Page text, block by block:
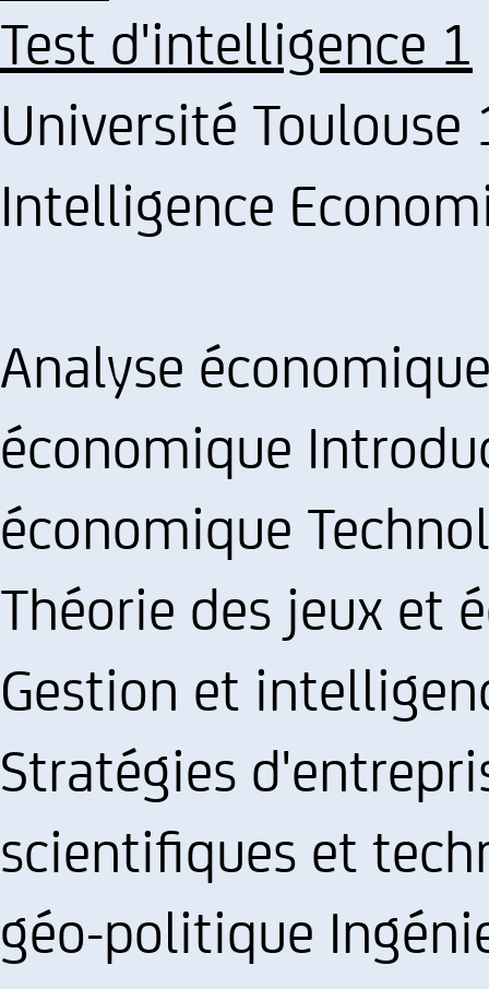
Test d'intelligence 1
Université Toulouse
Intelligence
Analyse
économique
économique
Théorie des jeux et
Gestion et
Stratégies
scientifiques et
géo-politique